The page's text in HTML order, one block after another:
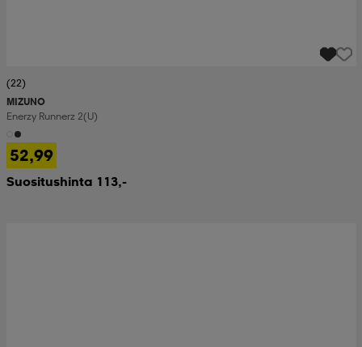
(22)
MIZUNO
Enerzy Runnerz 2(u)
52,99
Suositushinta 113,-